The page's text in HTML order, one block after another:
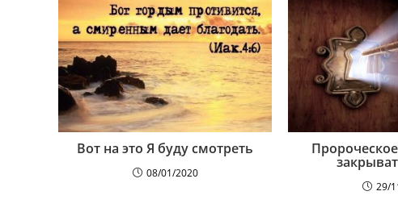
Вот на это Я буду смотреть
08/01/2020
29/